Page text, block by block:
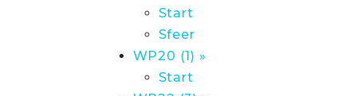
Start
Sfeer
WP20 (1) »
Start